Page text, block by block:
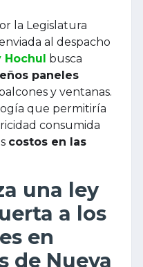
la Legislatura
al despacho
Hochul busca
paneles
y ventanas.
que permitiría
consumida
costos en las
una ley
a los
en
de Nueva